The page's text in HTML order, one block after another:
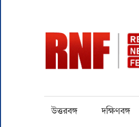
content
Quantity
উত্তরবঙ্গ দক্ষিণবঙ্গ